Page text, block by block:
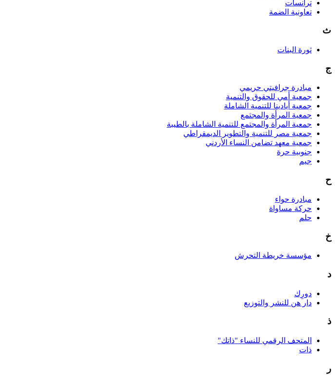
ترانسات
تعاونية الضمة
ث
ثورة البنات
ج
مبادرة جرافيتي حريمي
جمعية أمي للحقوق والتنمية
جمعية أيادينا للتنمية الشاملة
جمعية المرأة والمجتمع
جمعية المرأة والمجتمع للتنمية الشاملة بالطيبة
جمعية مصر للتنمية والتطوير الديمقراطي
جمعية معهد تضامن النساء الأردني
جنوبية حرة
جيم
ح
مبادرة حواء
حركة مساواة
حلم
خ
مؤسسة خريطة التحرش
د
دورِك
دار هن للنشر والتوزيع
ذ
المتحف الرقمي للنساء "ذاتك"
ذات
ر